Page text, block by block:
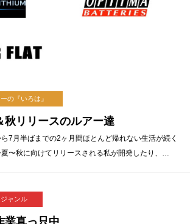
の『いろは』
秋リリースのルアー達
7月半ばまでの2ヶ月間ほとんど帰れない生活が続く
〜秋に向けてリリースされる私が開発したり、…
ジャンル
業真っ只中